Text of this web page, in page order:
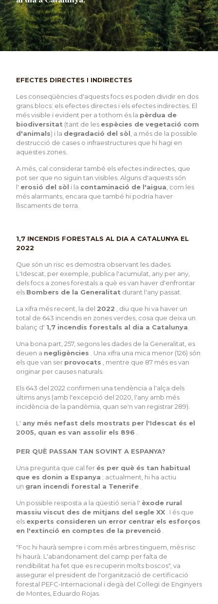
EFECTES DIRECTES I INDIRECTES
Les conseqüències d'aquests focs es poden dividir en dos
grans blocs: els efectes directes i els efectes indirectes. El
més visible i evident per a tothom és la pèrdua de
biodiversitat (tant de les espècies de vegetació com
d'animals) i la degradació del sòl , a més de la possible
destrucció de cases o infraestructures que hi hagi en
aquestes zones.
A més, cal considerar també els efectes indirectes, que
pot ser que no siguin tan visibles. Alguns d'aquests són
l' erosió del sòl i la contaminació de l'aigua , com les
més alarmants, encara que també hi podria haver
lliscaments de terra.
1,7 INCENDIS FORESTALS AL DIA A CATALUNYA EL
2022
Que són un risc es demostra observant les dades.
L'Idescat, per exemple, publica l'acumulat, any per any,
dels focs a zones forestals a què es van haver d'enfrontar
els Bombers de la Generalitat durant l'any passat.
La xifra més recent, la del 2022 , diu que hi va haver un
total de 643 incendis en zones verdes, cosa que deixa un
balanç d' 1,7 incendis forestals al dia a Catalunya
Una bona part, 257, segons les dades de la Generalitat, es
deuen a negligències . Una xifra una mica menor (126) són
els que van ser provocats , mentre que 87 més es van
originar per causes naturals.
Els 643 del 2022 confirmen una tendència a l'alça dels
últims anys (amb l'excepció del 2020, l'any amb més
incidència de la pandèmia, quan se'n van registrar 289).
L' any més nefast dels mostrats per l'Idescat és el
2005, quan es van assolir els 896
PER QUÈ PASSAN TAN SOVINT A ESPANYA?
Una pregunta que cal fer és per què és tan habitual
que es donin a Espanya ; actualment, hi ha actiu
un gran incendi forestal a Tenerife
Un possible resposta a la qüestió seria l' èxode rural
massiu viscut des de mitjans del segle XX . I és que
els experts consideren un error centrar els esforços
en l'extinció en comptes de la prevenció
"Foc hi haurà sempre i com més arbres tinguem, més risc
hi haurà. L'abandonament del camp per falta de
rendibilitat ha fet que es recuperin molts boscos", va
assegurar el president de l'organització de certificació
forestal PEFC-Internacional i degà del Col·legi de Enginyers
de Montes, Eduardo Rojas.